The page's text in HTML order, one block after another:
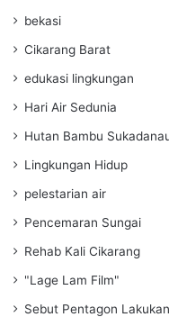
bekasi
Cikarang Barat
edukasi lingkungan
Hari Air Sedunia
Hutan Bambu
Lingkungan Hidup
pelestarian air
Pencemaran Sungai
Rehab Kali Cikarang
"Lage Lam Film"
Sebut Pentagon